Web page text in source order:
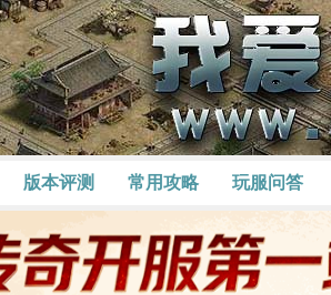
版本评测 常用攻略 玩服问答